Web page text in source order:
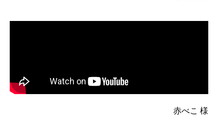
赤べこ 様